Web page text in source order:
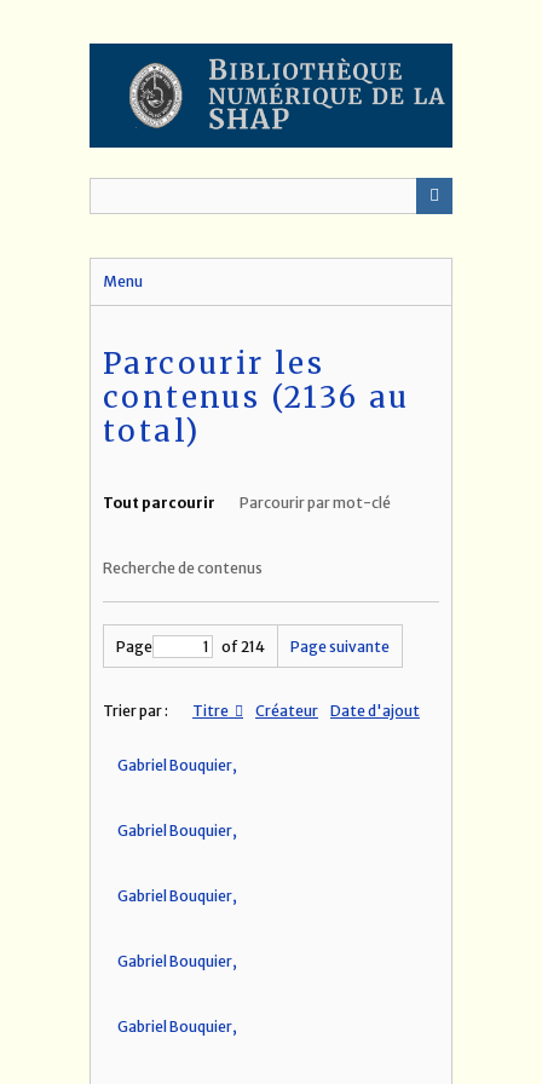
Menu
Parcourir les
contenus (2136 au
total)
Tout parcourir Parcourir par mot-clé
Recherche de contenus
Page of 214 Page suivante
Trier par : Titre Créateur Date d'ajout
Gabriel Bouquier,
Gabriel Bouquier,
Gabriel Bouquier,
Gabriel Bouquier,
Gabriel Bouquier,